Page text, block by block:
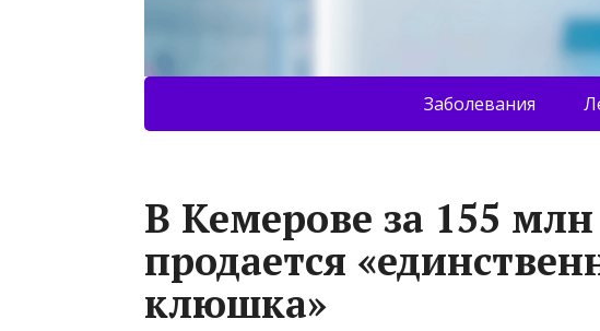
Заболевания
В Кемерове за 155
продается
клюшка»